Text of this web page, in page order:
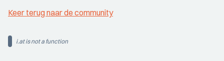
Keer terug naar de community
i.at is not a function